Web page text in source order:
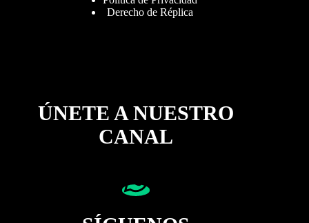
Derecho de Réplica
ÚNETE A NUESTRO
CANAL